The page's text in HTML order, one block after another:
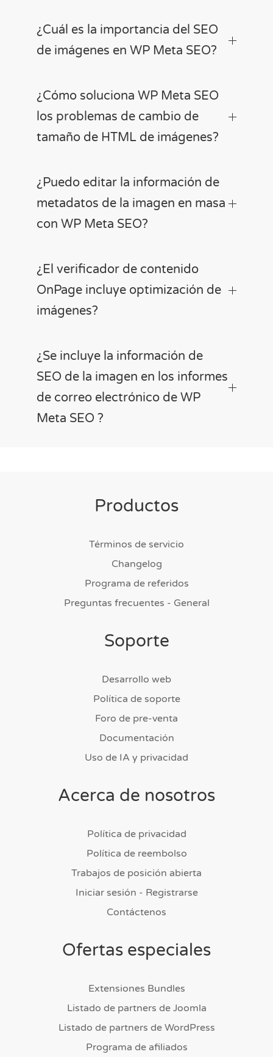
¿Cuál es la importancia del SEO
de imágenes en WP Meta SEO?
¿Cómo soluciona WP Meta SEO
los problemas de cambio de
tamaño de HTML de imágenes?
¿Puedo editar la información de
metadatos de la imagen en masa
con WP Meta SEO?
¿El verificador de contenido
OnPage incluye optimización de
imágenes?
¿Se incluye la información de
SEO de la imagen en los informes
de correo electrónico de WP
Meta SEO ?
Productos
Términos de servicio
Changelog
Programa de referidos
Preguntas frecuentes - General
Soporte
Desarrollo web
Política de soporte
Foro de pre-venta
Documentación
Uso de IA y privacidad
Acerca de nosotros
Política de privacidad
Política de reembolso
Trabajos de posición abierta
Iniciar sesión - Registrarse
Contáctenos
Ofertas especiales
Extensiones Bundles
Listado de partners de Joomla
Listado de partners de WordPress
Programa de afiliados